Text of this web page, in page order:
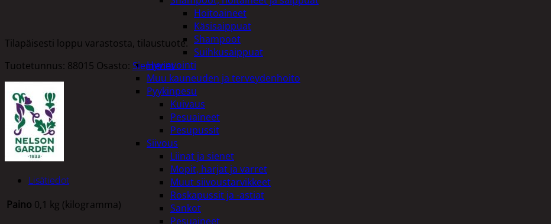
Hoitoaineet
Käsisaippuat
Shampoot
Suihkusaippuat
Hyvinvointi
Muu kauneuden ja terveydenhoito
Pyykinpesu
Kuivaus
Pesuaineet
Pesupussit
Siivous
Liinat ja sienet
Mopit, harjat ja varret
Muut siivoustarvikkeet
Roskapussit ja -astiat
Sankot
Pesuaineet
Tilapäisesti loppu varastosta, tilaustuote.
Tuotetunnus: 88015 Osasto: Siemenet
Lisätiedot
Paino 0,1 kg (kilogramma)